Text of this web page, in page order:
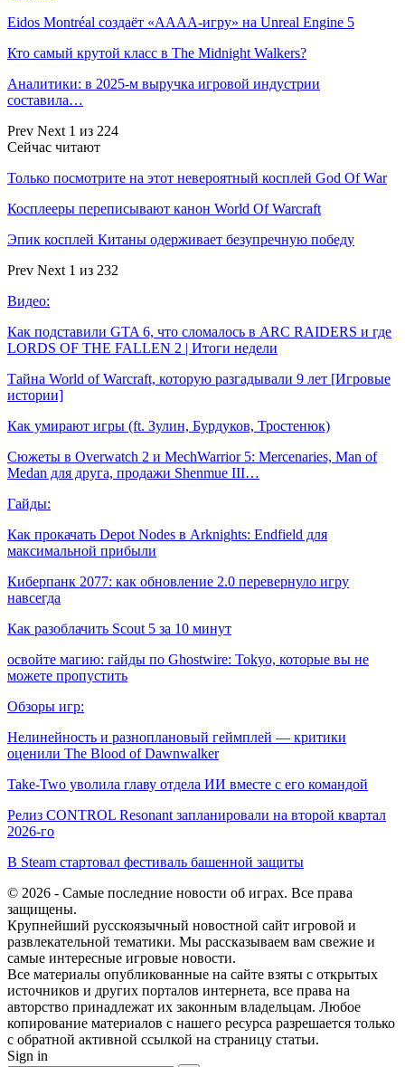
Eidos Montréal создаёт «АААА-игру» на Unreal Engine 5
Кто самый крутой класс в The Midnight Walkers?
Аналитики: в 2025-м выручка игровой индустрии
составила…
Prev Next 1 из 224
Сейчас читают
Только посмотрите на этот невероятный косплей God Of War
Косплееры переписывают канон World Of Warcraft
Эпик косплей Китаны одерживает безупречную победу
Prev Next 1 из 232
Видео:
Как подставили GTA 6, что сломалось в ARC RAIDERS и где
LORDS OF THE FALLEN 2 | Итоги недели
Тайна World of Warcraft, которую разгадывали 9 лет [Игровые
истории]
Как умирают игры (ft. Зулин, Бурдуков, Тростенюк)
Сюжеты в Overwatch 2 и MechWarrior 5: Mercenaries, Man of
Medan для друга, продажи Shenmue III…
Гайды:
Как прокачать Depot Nodes в Arknights: Endfield для
максимальной прибыли
Киберпанк 2077: как обновление 2.0 перевернуло игру
навсегда
Как разоблачить Scout 5 за 10 минут
освойте магию: гайды по Ghostwire: Tokyo, которые вы не
можете пропустить
Обзоры игр:
Нелинейность и разноплановый геймплей — критики
оценили The Blood of Dawnwalker
Take-Two уволила главу отдела ИИ вместе с его командой
Релиз CONTROL Resonant запланировали на второй квартал
2026-го
В Steam стартовал фестиваль башенной защиты
© 2026 - Самые последние новости об играх. Все права
защищены.
Крупнейший русскоязычный новостной сайт игровой и
развлекательной тематики. Мы рассказываем вам свежие и
самые интересные игровые новости.
Все материалы опубликованные на сайте взяты с открытых
источников и других порталов интернета, все права на
авторство принадлежат их законным владельцам. Любое
копирование материалов с нашего ресурса разрешается только
с обратной активной ссылкой на страницу статьи.
Sign in